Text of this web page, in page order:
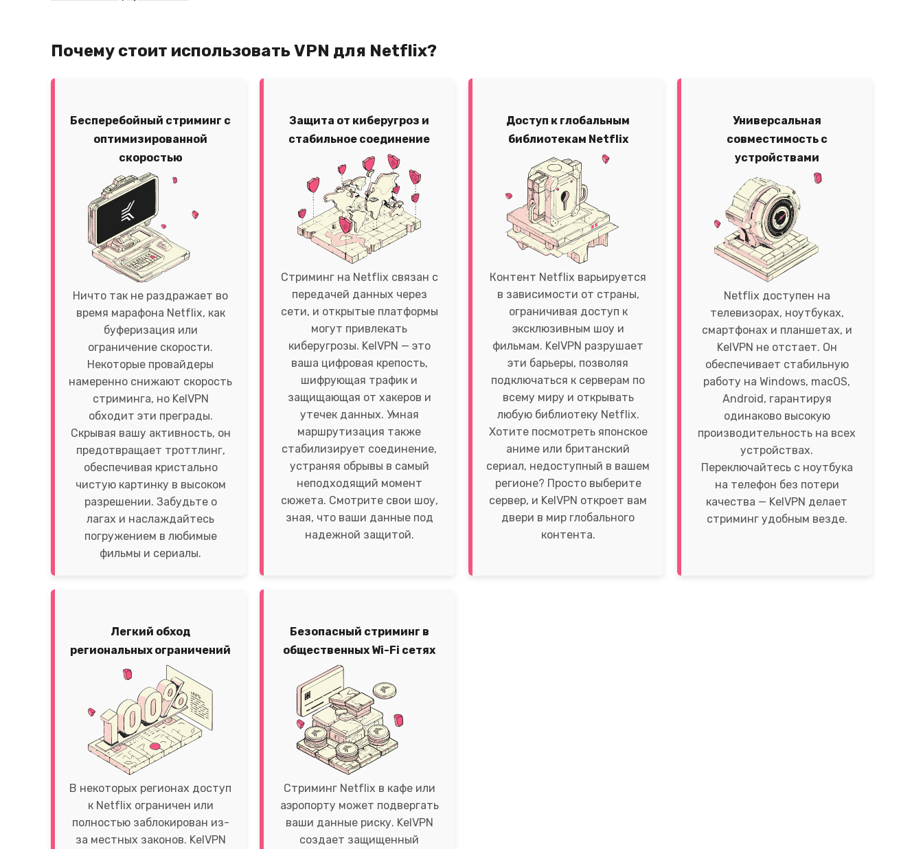
Почему стоит использовать VPN для Netflix?
Бесперебойный стриминг с
оптимизированной
скоростью
Ничто так не раздражает во
время марафона Netflix, как
буферизация или
ограничение скорости.
Некоторые провайдеры
намеренно снижают скорость
стриминга, но KelVPN
обходит эти преграды.
Скрывая вашу активность, он
предотвращает троттлинг,
обеспечивая кристально
чистую картинку в высоком
разрешении. Забудьте о
лагах и наслаждайтесь
погружением в любимые
фильмы и сериалы.
Защита от киберугроз и
стабильное соединение
Стриминг на Netflix связан с
передачей данных через
сети, и открытые платформы
могут привлекать
киберугрозы. KelVPN — это
ваша цифровая крепость,
шифрующая трафик и
защищающая от хакеров и
утечек данных. Умная
маршрутизация также
стабилизирует соединение,
устраняя обрывы в самый
неподходящий момент
сюжета. Смотрите свои шоу,
зная, что ваши данные под
надежной защитой.
Доступ к глобальным
библиотекам Netflix
Контент Netflix варьируется
в зависимости от страны,
ограничивая доступ к
эксклюзивным шоу и
фильмам. KelVPN разрушает
эти барьеры, позволяя
подключаться к серверам по
всему миру и открывать
любую библиотеку Netflix.
Хотите посмотреть японское
аниме или британский
сериал, недоступный в вашем
регионе? Просто выберите
сервер, и KelVPN откроет вам
двери в мир глобального
контента.
Универсальная
совместимость с
устройствами
Netflix доступен на
телевизорах, ноутбуках,
смартфонах и планшетах, и
KelVPN не отстает. Он
обеспечивает стабильную
работу на Windows, macOS,
Android, гарантируя
одинаково высокую
производительность на всех
устройствах.
Переключайтесь с ноутбука
на телефон без потери
качества — KelVPN делает
стриминг удобным везде.
Легкий обход
региональных ограничений
В некоторых регионах доступ
к Netflix ограничен или
полностью заблокирован из-
за местных законов. KelVPN
Безопасный стриминг в
общественных Wi-Fi сетях
Стриминг Netflix в кафе или
аэропорту может подвергать
ваши данные риску. KelVPN
создает защищенный